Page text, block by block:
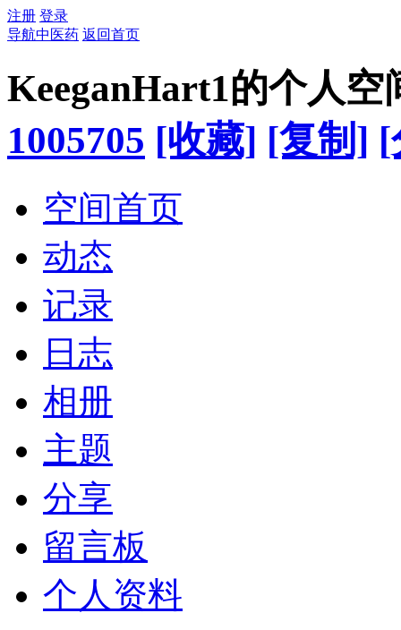
注册 登录
导航中医药 返回首页
KeeganHart1的个人空
1005705 [收藏] [复制] [
空间首页
动态
记录
日志
相册
主题
分享
留言板
个人资料